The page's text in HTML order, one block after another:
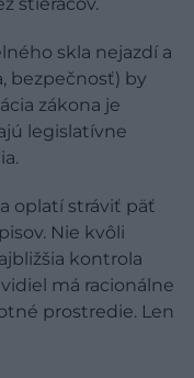
skla nejazdí a
bezpečnosť) by
zákona je
legislatívne
oplatí stráviť päť
Nie kvôli
kontrola
má racionálne
prostredie. Len